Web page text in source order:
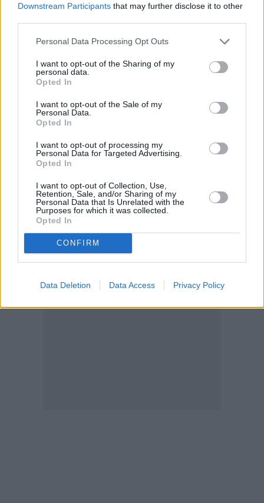
Downstream Participants that may further disclose it to other
Personal Data Processing Opt Outs
I want to opt-out of the Sharing of my
personal data.
Opted In
I want to opt-out of the Sale of my
Personal Data.
Opted In
I want to opt-out of processing my
Personal Data for Targeted Advertising.
Opted In
I want to opt-out of Collection, Use,
Retention, Sale, and/or Sharing of my
Personal Data that Is Unrelated with the
Purposes for which it was collected.
Opted In
CONFIRM
Data Deletion Data Access Privacy Policy
τόσο στην Κίνα, όσο και παγκοσμίως”, πρόσθεσε ο
ίδιος.